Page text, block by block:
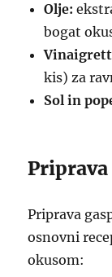
Olje:
bogat
kis) za
Sol in
Priprava
Priprava
osnovni
okusom: